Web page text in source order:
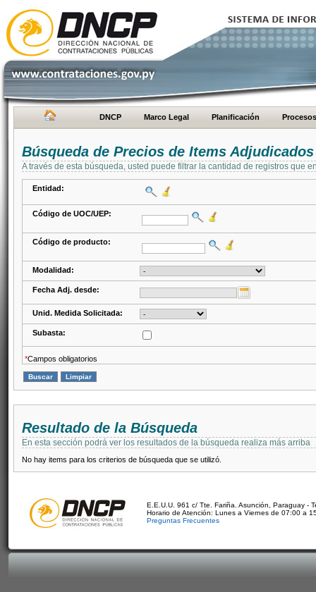
DNCP Marco Legal Planificación Procesos
Búsqueda de Precios de Items Adjudicados
A través de esta búsqueda, usted puede filtrar la cantidad de registros que
Entidad:
Código de UOC/UEP:
Código de producto:
Modalidad:
Fecha Adj. desde:
Unid. Medida Solicitada:
Subasta:
*Campos obligatorios
Resultado de la Búsqueda
En esta sección podrá ver los resultados de la búsqueda realiza más arriba
No hay items para los criterios de búsqueda que se utilizó.
E.E.U.U. 961 c/ Tte. Fariña. Asunción, Paraguay -
Horario de Atención: Lunes a Viernes de 07:00 a
Preguntas Frecuentes